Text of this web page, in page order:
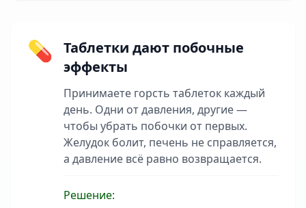
💊
Таблетки дают побочные
эффекты
Принимаете горсть таблеток каждый
день. Одни от давления, другие —
чтобы убрать побочки от первых.
Желудок болит, печень не справляется,
а давление всё равно возвращается.
Решение: